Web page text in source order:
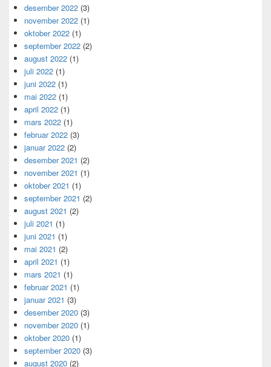
desember 2022 (3)
november 2022 (1)
oktober 2022 (1)
september 2022 (2)
august 2022 (1)
juli 2022 (1)
juni 2022 (1)
mai 2022 (1)
april 2022 (1)
mars 2022 (1)
februar 2022 (3)
januar 2022 (2)
desember 2021 (2)
november 2021 (1)
oktober 2021 (1)
september 2021 (2)
august 2021 (2)
juli 2021 (1)
juni 2021 (1)
mai 2021 (2)
april 2021 (1)
mars 2021 (1)
februar 2021 (1)
januar 2021 (3)
desember 2020 (3)
november 2020 (1)
oktober 2020 (1)
september 2020 (3)
august 2020 (2)